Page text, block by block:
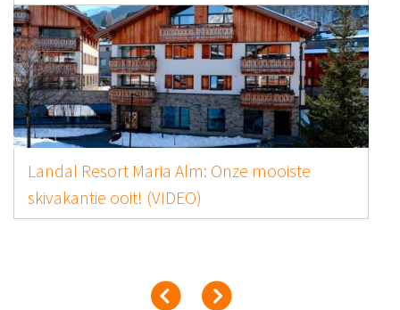
Landal Resort Maria Alm: Onze mooiste
skivakantie ooit! (VIDEO)